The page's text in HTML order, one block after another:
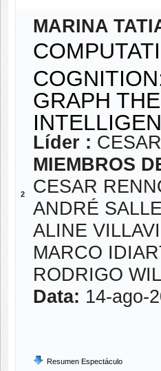
2
MARINA
GRAPH
Líder :
MIEMBROS
CESAR
ANDRÉ
ALINE
MARCO
RODRIGO
Data: 14-ago-
Resumen Espectáculo